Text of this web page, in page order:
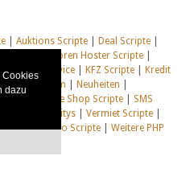
Cookies
dazu
Auktions Scripte Deal Scripte
Foren Hoster Scripte
Service KFZ Scripte
Kredit
Web System Neuheiten
Shop & Live Shop Scripte
SMS
Communitys Vermiet Scripte
|Webradio Scripte
Weitere PHP